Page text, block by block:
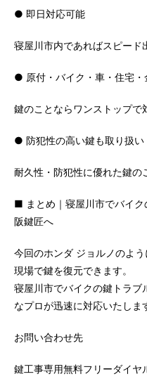
● 即日対応可能
寝屋川市内であればスピード
● 原付・バイク・車・住宅・
鍵のことならワンストップで
● 防犯性の高い鍵も取り扱い
耐久性・防犯性に優れた鍵の
■ まとめ｜寝屋川市でバイ
阪鍵匠へ
今回のホンダ ジョルノのよ
現場で鍵を復元できます。
寝屋川市でバイクの鍵トラブ
なプロが迅速に対応いたしま
お問い合わせ先
鍵工事専用無料フリーダイ